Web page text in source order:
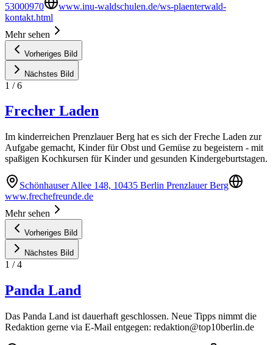
53000970
www.inu-waldschulen.de/ws-plaenterwald-
kontakt.html
Mehr sehen
Vorheriges Bild
Nächstes Bild
1 /6
Frecher Laden
Im kinderreichen Prenzlauer Berg hat es sich der Freche Laden zur
Aufgabe gemacht, Kinder für Obst und Gemüse zu begeistern - mit
spaßigen Kochkursen für Kinder und gesunden Kindergeburtstagen.
Schönhauser Allee 148, 10435 Berlin Prenzlauer Berg
www.frechefreunde.de
Mehr sehen
Vorheriges Bild
Nächstes Bild
1 /4
Panda Land
Das Panda Land ist dauerhaft geschlossen. Neue Tipps nimmt die
Redaktion gerne via E-Mail entgegen: redaktion@top10berlin.de